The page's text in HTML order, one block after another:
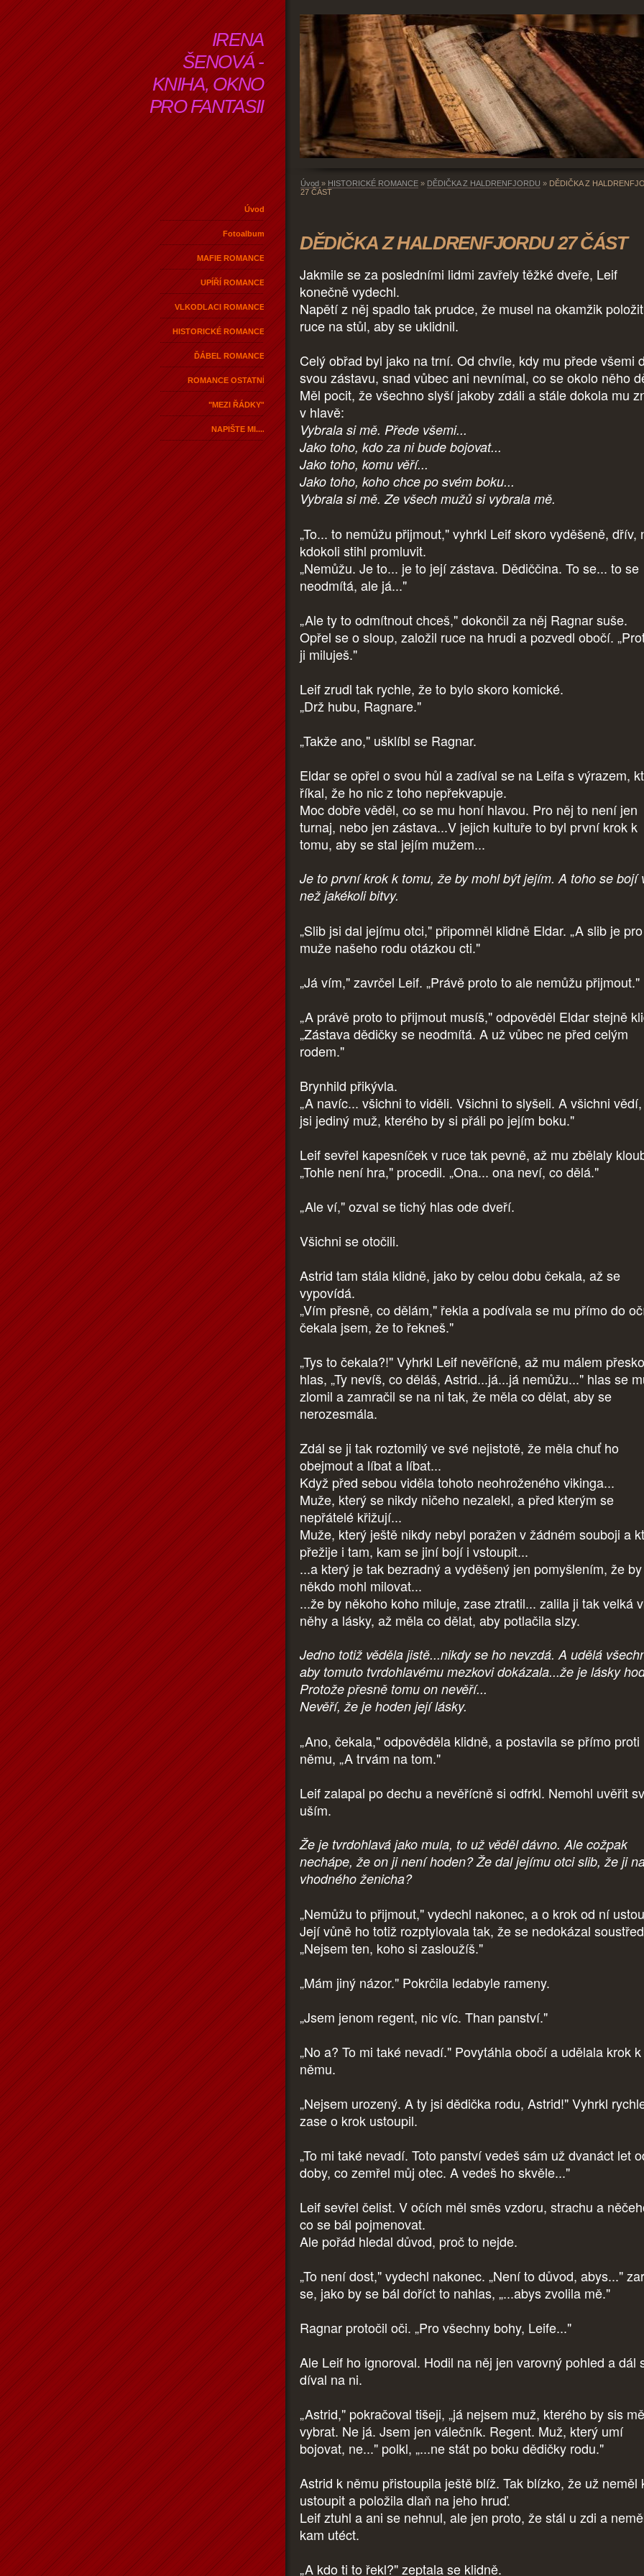
IRENA
ŠENOVÁ -
KNIHA, OKNO
PRO FANTASII
Úvod
Fotoalbum
MAFIE ROMANCE
UPÍŘÍ ROMANCE
VLKODLACI ROMANCE
HISTORICKÉ ROMANCE
ĎÁBEL ROMANCE
ROMANCE OSTATNÍ
"MEZI ŘÁDKY"
NAPIŠTE MI....
Úvod » HISTORICKÉ ROMANCE » DĚDIČKA Z HALDRENFJORDU » DĚDIČKA Z
27 ČÁST
DĚDIČKA Z HALDRENFJORDU 27 ČÁST
Jakmile se za posledními lidmi zavřely těžké dveře, Leif
konečně vydechl.
Napětí z něj spadlo tak prudce, že musel na okamžik položit
ruce na stůl, aby se uklidnil.
Celý obřad byl jako na trní. Od chvíle, kdy mu přede všemi
svou zástavu, snad vůbec ani nevnímal, co se okolo něho
Měl pocit, že všechno slyší jakoby zdáli a stále dokola mu
v hlavě:
Vybrala si mě. Přede všemi...
Jako toho, kdo za ni bude bojovat...
Jako toho, komu věří...
Jako toho, koho chce po svém boku...
Vybrala si mě. Ze všech mužů si vybrala mě.
„To... to nemůžu přijmout," vyhrkl Leif skoro vyděšeně, dřív,
kdokoli stihl promluvit.
„Nemůžu. Je to... je to její zástava. Dědiččina. To se... to se
neodmítá, ale já..."
„Ale ty to odmítnout chceš," dokončil za něj Ragnar suše.
Opřel se o sloup, založil ruce na hrudi a pozvedl obočí.
ji miluješ."
Leif zrudl tak rychle, že to bylo skoro komické.
„Drž hubu, Ragnare."
„Takže ano," ušklíbl se Ragnar.
Eldar se opřel o svou hůl a zadíval se na Leifa s výrazem,
říkal, že ho nic z toho nepřekvapuje.
Moc dobře věděl, co se mu honí hlavou. Pro něj to není jen
turnaj, nebo jen zástava...V jejich kultuře to byl první krok k
tomu, aby se stal jejím mužem...
Je to první krok k tomu, že by mohl být jejím. A toho se bojí
než jakékoli bitvy.
„Slib jsi dal jejímu otci," připomněl klidně Eldar. „A slib je pro
muže našeho rodu otázkou cti."
„Já vím," zavrčel Leif. „Právě proto to ale nemůžu přijmout."
„A právě proto to přijmout musíš," odpověděl Eldar stejně
„Zástava dědičky se neodmítá. A už vůbec ne před celým
rodem."
Brynhild přikývla.
„A navíc... všichni to viděli. Všichni to slyšeli. A všichni
jsi jediný muž, kterého by si přáli po jejím boku."
Leif sevřel kapesníček v ruce tak pevně, až mu zbělaly
„Tohle není hra," procedil. „Ona... ona neví, co dělá."
„Ale ví," ozval se tichý hlas ode dveří.
Všichni se otočili.
Astrid tam stála klidně, jako by celou dobu čekala, až se
vypovídá.
„Vím přesně, co dělám," řekla a podívala se mu přímo do
čekala jsem, že to řekneš."
„Tys to čekala?!" Vyhrkl Leif nevěřícně, až mu málem
hlas, „Ty nevíš, co děláš, Astrid...já...já nemůžu..." hlas se
zlomil a zamračil se na ni tak, že měla co dělat, aby se
nerozesmála.
Zdál se ji tak roztomilý ve své nejistotě, že měla chuť ho
obejmout a líbat a líbat...
Když před sebou viděla tohoto neohroženého vikinga...
Muže, který se nikdy ničeho nezalekl, a před kterým se
nepřátelé křižují...
Muže, který ještě nikdy nebyl poražen v žádném souboji a
přežije i tam, kam se jiní bojí i vstoupit...
...a který je tak bezradný a vyděšený jen pomyšlením, že
někdo mohl milovat...
...že by někoho koho miluje, zase ztratil... zalila ji tak velká
něhy a lásky, až měla co dělat, aby potlačila slzy.
Jedno totiž věděla jistě...nikdy se ho nevzdá. A udělá
aby tomuto tvrdohlavému mezkovi dokázala...že je lásky
Protože přesně tomu on nevěří...
Nevěří, že je hoden její lásky.
„Ano, čekala," odpověděla klidně, a postavila se přímo proti
němu, „A trvám na tom."
Leif zalapal po dechu a nevěřícně si odfrkl. Nemohl uvěřit
uším.
Že je tvrdohlavá jako mula, to už věděl dávno. Ale cožpak
nechápe, že on ji není hoden? Že dal jejímu otci slib, že ji
vhodného ženicha?
„Nemůžu to přijmout," vydechl nakonec, a o krok od ní
Její vůně ho totiž rozptylovala tak, že se nedokázal
„Nejsem ten, koho si zasloužíš."
„Mám jiný názor." Pokrčila ledabyle rameny.
„Jsem jenom regent, nic víc. Than panství."
„No a? To mi také nevadí." Povytáhla obočí a udělala krok k
němu.
„Nejsem urozený. A ty jsi dědička rodu, Astrid!" Vyhrkl
zase o krok ustoupil.
„To mi také nevadí. Toto panství vedeš sám už dvanáct let
doby, co zemřel můj otec. A vedeš ho skvěle..."
Leif sevřel čelist. V očích měl směs vzdoru, strachu a
co se bál pojmenovat.
Ale pořád hledal důvod, proč to nejde.
„To není dost," vydechl nakonec. „Není to důvod, abys..."
se, jako by se bál doříct to nahlas, „...abys zvolila mě."
Ragnar protočil oči. „Pro všechny bohy, Leife..."
Ale Leif ho ignoroval. Hodil na něj jen varovný pohled a dál
díval na ni.
„Astrid," pokračoval tišeji, „já nejsem muž, kterého by sis
vybrat. Ne já. Jsem jen válečník. Regent. Muž, který umí
bojovat, ne..." polkl, „...ne stát po boku dědičky rodu."
Astrid k němu přistoupila ještě blíž. Tak blízko, že už neměl
ustoupit a položila dlaň na jeho hruď.
Leif ztuhl a ani se nehnul, ale jen proto, že stál u zdi a
kam utéct.
„A kdo ti to řekl?" zeptala se klidně.